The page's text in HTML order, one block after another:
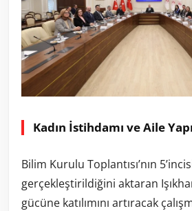
Kadın İstihdamı ve Aile
Bilim Kurulu Toplantısı’nın
gerçekleştirildiğini aktaran
gücüne katılımını artıracak